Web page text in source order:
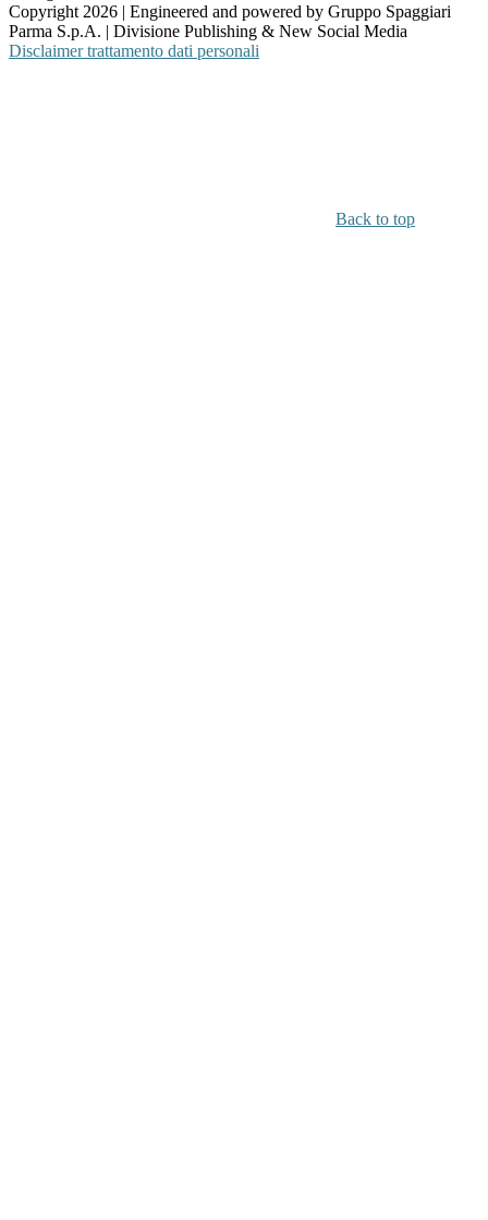
Copyright 2026 | Engineered and powered by Gruppo Spaggiari
Parma S.p.A. | Divisione Publishing & New Social Media
Disclaimer trattamento dati personali
Back to top